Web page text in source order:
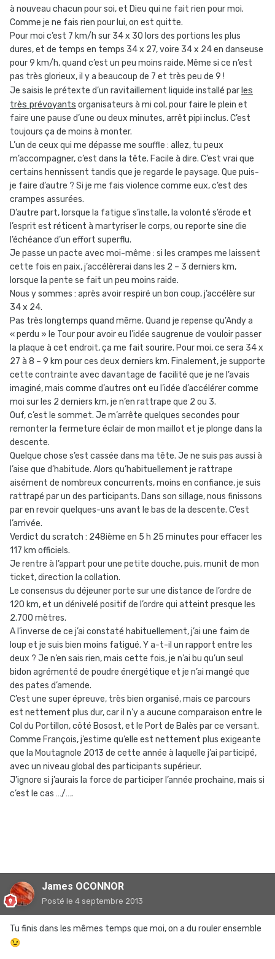
à nouveau chacun pour soi, et Dieu qui ne fait rien pour moi.
Comme je ne fais rien pour lui, on est quitte.
Pour moi c’est 7 km/h sur 34 x 30 lors des portions les plus
dures, et de temps en temps 34 x 27, voire 34 x 24 en danseuse
pour 9 km/h, quand c’est un peu moins raide. Même si ce n’est
pas très glorieux, il y a beaucoup de 7 et très peu de 9 !
Je saisis le prétexte d’un ravitaillement liquide installé par les
très prévoyants organisateurs à mi col, pour faire le plein et
faire une pause d’une ou deux minutes, arrêt pipi inclus. C’est
toujours ça de moins à monter.
L’un de ceux qui me dépasse me souffle : allez, tu peux
m’accompagner, c’est dans la tête. Facile à dire. C’est vrai que
certains hennissent tandis que je regarde le paysage. Que puis-
je faire d’autre ? Si je me fais violence comme eux, c’est des
crampes assurées.
D’autre part, lorsque la fatigue s’installe, la volonté s’érode et
l’esprit est réticent à martyriser le corps, ou reporte sine die
l’échéance d’un effort superflu.
Je passe un pacte avec moi-même : si les crampes me laissent
cette fois en paix, j’accélèrerai dans les 2 – 3 derniers km,
lorsque la pente se fait un peu moins raide.
Nous y sommes : après avoir respiré un bon coup, j’accélère sur
34 x 24.
Pas très longtemps quand même. Quand je repense qu’Andy a
« perdu » le Tour pour avoir eu l’idée saugrenue de vouloir passer
la plaque à cet endroit, ça me fait sourire. Pour moi, ce sera 34 x
27 à 8 – 9 km pour ces deux derniers km. Finalement, je supporte
cette contrainte avec davantage de facilité que je ne l’avais
imaginé, mais comme d’autres ont eu l’idée d’accélérer comme
moi sur les 2 derniers km, je n’en rattrape que 2 ou 3.
Ouf, c’est le sommet. Je m’arrête quelques secondes pour
remonter la fermeture éclair de mon maillot et je plonge dans la
descente.
Quelque chose s’est cassée dans ma tête. Je ne suis pas aussi à
l’aise que d’habitude. Alors qu’habituellement je rattrape
aisément de nombreux concurrents, moins en confiance, je suis
rattrapé par un des participants. Dans son sillage, nous finissons
par en revoir quelques-uns avant le bas de la descente. C’est
l’arrivée.
Verdict du scratch : 248ième en 5 h 25 minutes pour effacer les
117 km officiels.
Je rentre à l’appart pour une petite douche, puis, munit de mon
ticket, direction la collation.
Le consensus du déjeuner porte sur une distance de l’ordre de
120 km, et un dénivelé positif de l’ordre qui atteint presque les
2.700 mètres.
A l’inverse de ce j’ai constaté habituellement, j’ai une faim de
loup et je suis bien moins fatigué. Y a-t-il un rapport entre les
deux ? Je n’en sais rien, mais cette fois, je n’ai bu qu’un seul
bidon agrémenté de poudre énergétique et je n’ai mangé que
des pates d’amende.
C’est une super épreuve, très bien organisé, mais ce parcours
est nettement plus dur, car il n’y a aucune comparaison entre le
Col du Portillon, côté Bosost, et le Port de Balès par ce versant.
Comme François, j’estime qu’elle est nettement plus exigeante
que la Moutagnole 2013 de cette année à laquelle j’ai participé,
avec un niveau global des participants supérieur.
J’ignore si j’aurais la force de participer l’année prochaine, mais si
c’est le cas …/….
James OCONNOR
Posté le 4 septembre 2013
Tu finis dans les mêmes temps que moi, on a du rouler ensemble
😉